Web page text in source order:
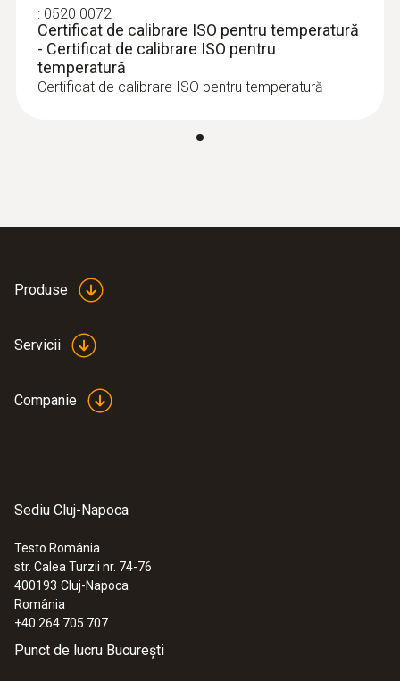
: 0520 0072
Certificat de calibrare ISO pentru temperatură
- Certificat de calibrare ISO pentru
temperatură
Certificat de calibrare ISO pentru temperatură
Produse
Servicii
Companie
Sediu Cluj-Napoca
Testo România
str. Calea Turzii nr. 74-76
400193 Cluj-Napoca
România
+40 264 705 707
Punct de lucru București